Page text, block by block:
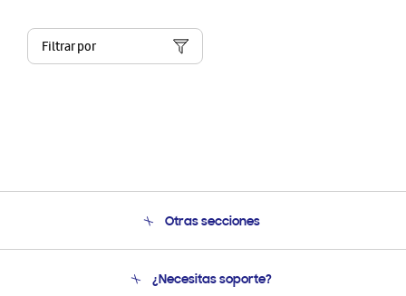
Filtrar por
Otras secciones
Soporte
¿Necesitas soporte?